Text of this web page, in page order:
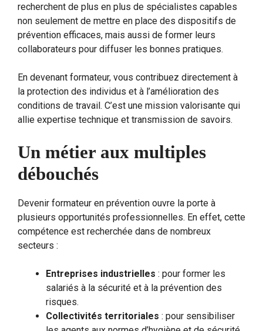
recherchent de plus en plus de spécialistes capables
non seulement de mettre en place des dispositifs de
prévention efficaces, mais aussi de former leurs
collaborateurs pour diffuser les bonnes pratiques.
En devenant formateur, vous contribuez directement à
la protection des individus et à l’amélioration des
conditions de travail. C’est une mission valorisante qui
allie expertise technique et transmission de savoirs.
Un métier aux multiples
débouchés
Devenir formateur en prévention ouvre la porte à
plusieurs opportunités professionnelles. En effet, cette
compétence est recherchée dans de nombreux
secteurs :
Entreprises industrielles : pour former les
salariés à la sécurité et à la prévention des
risques.
Collectivités territoriales : pour sensibiliser